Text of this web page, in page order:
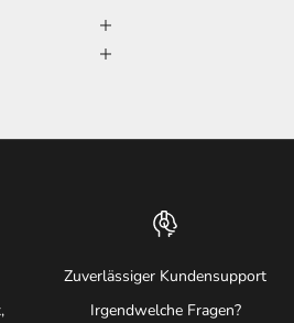
Zuverlässiger Kundensupport
Irgendwelche Fragen?